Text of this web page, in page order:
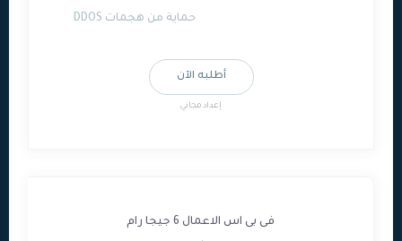
حماية من هجمات DDOS
أطلبه الآن
إعداد مجاني
فى بى اس الاعمال 6 جيجا رام